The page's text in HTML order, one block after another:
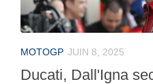
MOTOGP JUIN 8, 2025
Ducati, Dall'Igna